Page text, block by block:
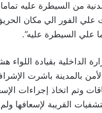
من السيطرة عليه
علي الفور الي مكان
علي السيطرة عليه”.
الداخلية بقيادة اللواء
بالمدينة باشرت
وتم اتخاذ إجراءات
القريبة لإسعافها